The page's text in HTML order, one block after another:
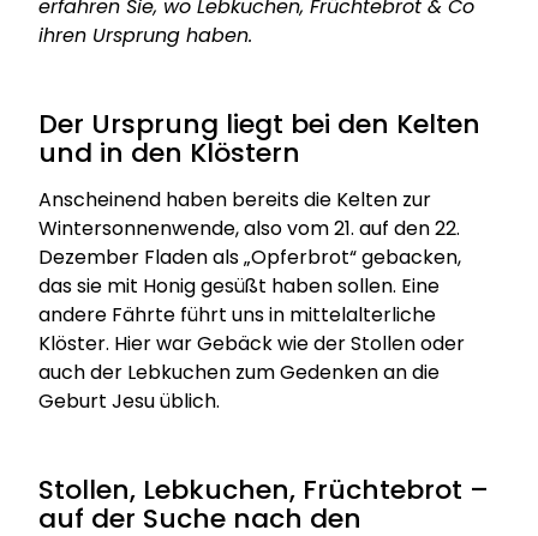
erfahren Sie, wo Lebkuchen, Früchtebrot & Co
ihren Ursprung haben.
Der Ursprung liegt bei den Kelten
und in den Klöstern
Anscheinend haben bereits die Kelten zur
Wintersonnenwende, also vom 21. auf den 22.
Dezember Fladen als „Opferbrot“ gebacken,
das sie mit Honig gesüßt haben sollen. Eine
andere Fährte führt uns in mittelalterliche
Klöster. Hier war Gebäck wie der Stollen oder
auch der Lebkuchen zum Gedenken an die
Geburt Jesu üblich.
Stollen, Lebkuchen, Früchtebrot –
auf der Suche nach den